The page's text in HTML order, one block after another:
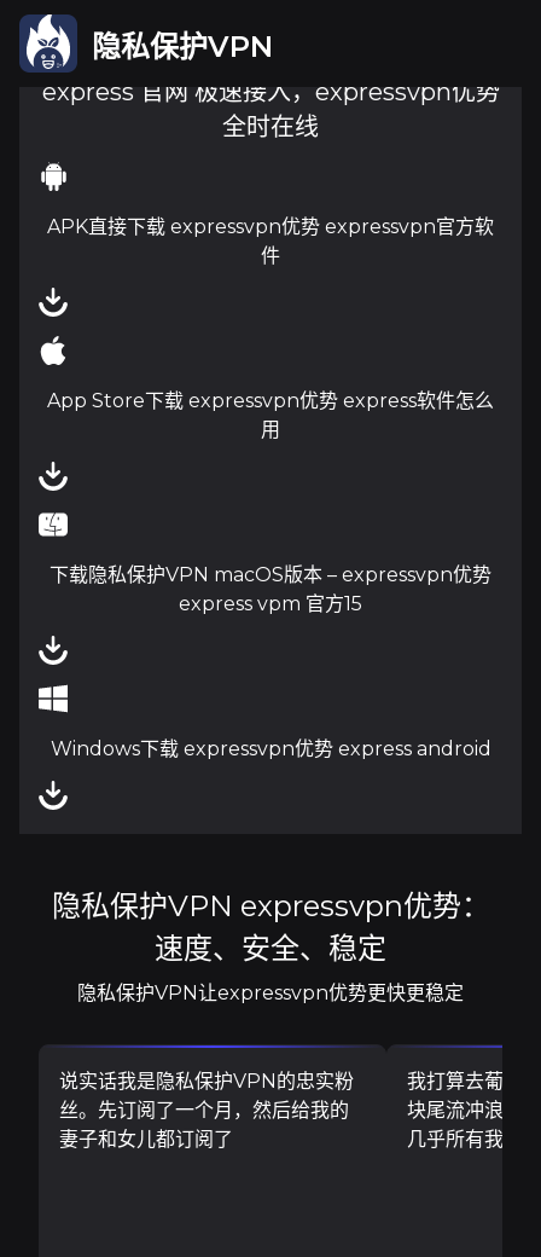
隐私保护VPN
express 官网 极速接入，expressvpn优势
全时在线
APK直接下载 expressvpn优势 expressvpn官方软
件
App Store下载 expressvpn优势 express软件怎么
用
下载隐私保护VPN macOS版本 – expressvpn优势
express vpm 官方15
Windows下载 expressvpn优势 express android
隐私保护VPN expressvpn优势：
速度、安全、稳定
隐私保护VPN让expressvpn优势更快更稳定
说实话我是隐私保护VPN的忠实粉
丝。先订阅了一个月，然后给我的
妻子和女儿都订阅了
我打算去葡萄
块尾流冲浪板
几乎所有我需